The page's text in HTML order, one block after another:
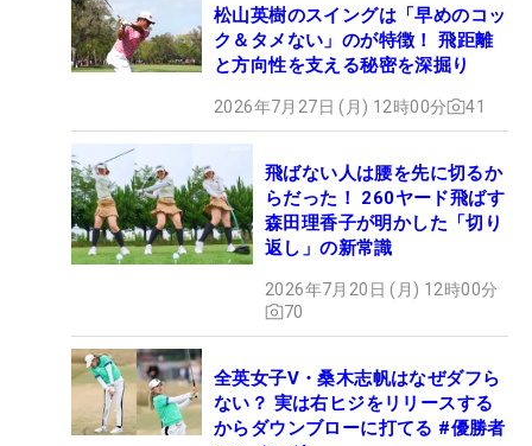
松山英樹のスイングは「早めのコッ
ク＆タメない」のが特徴！ 飛距離
と方向性を支える秘密を深掘り
2026年7月27日 (月) 12時00分 41
飛ばない人は腰を先に切るか
らだった！ 260ヤード飛ばす
森田理香子が明かした「切り
返し」の新常識
2026年7月20日 (月) 12時00分
70
全英女子V・桑木志帆はなぜダフら
ない？ 実は右ヒジをリリースする
からダウンブローに打てる #優勝者